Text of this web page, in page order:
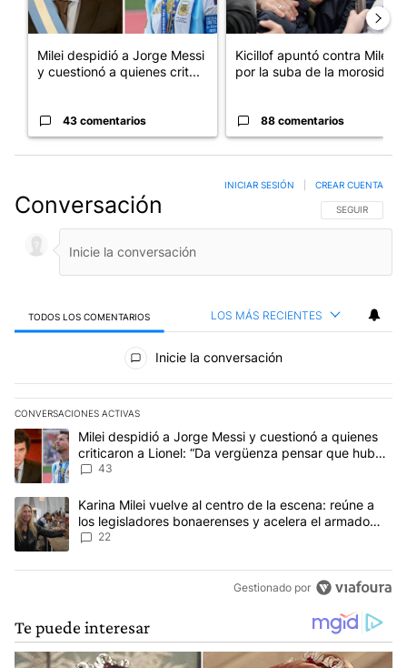
Milei despidió a Jorge Messi
y cuestionó a quienes crit...
43 comentarios
Kicillof apuntó contra Milei
por la suba de la morosida...
88 comentarios
Conversación SIGA ESTA
SEGUIR
INICIAR SESIÓN CREAR CUENTA
TODOS LOS COMENTARIOS LOS MÁS RECIENTES
Todos los comentarios
Inicie la conversación
CONVERSACIONES ACTIVAS
Este listado muestra los artículos con más comentarios en los
Un artículo de tendencia con el título "Milei despidió a Jorge
Milei despidió a Jorge Messi y cuestionó a quienes
criticaron a Lionel: “Da vergüenza pensar que hubo
anti-Messi”
43
Un artículo de tendencia con el título "Karina Milei vuelve al
Karina Milei vuelve al centro de la escena: reúne a
los legisladores bonaerenses y acelera el armado
para 2027
22
Gestionado por